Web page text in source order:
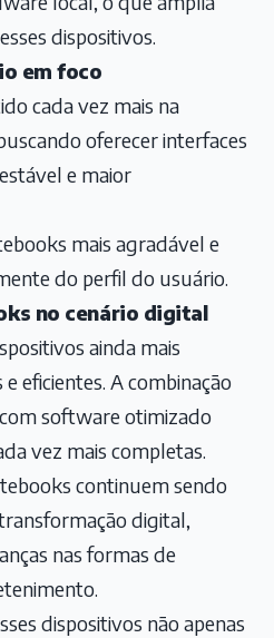
dispositivos.
em foco
cada vez mais na
oferecer interfaces
e maior
mais agradável e
do perfil do usuário.
no cenário digital
ainda mais
eficientes. A combinação
software otimizado
vez mais completas.
continuem sendo
digital,
nas formas de
dispositivos não apenas